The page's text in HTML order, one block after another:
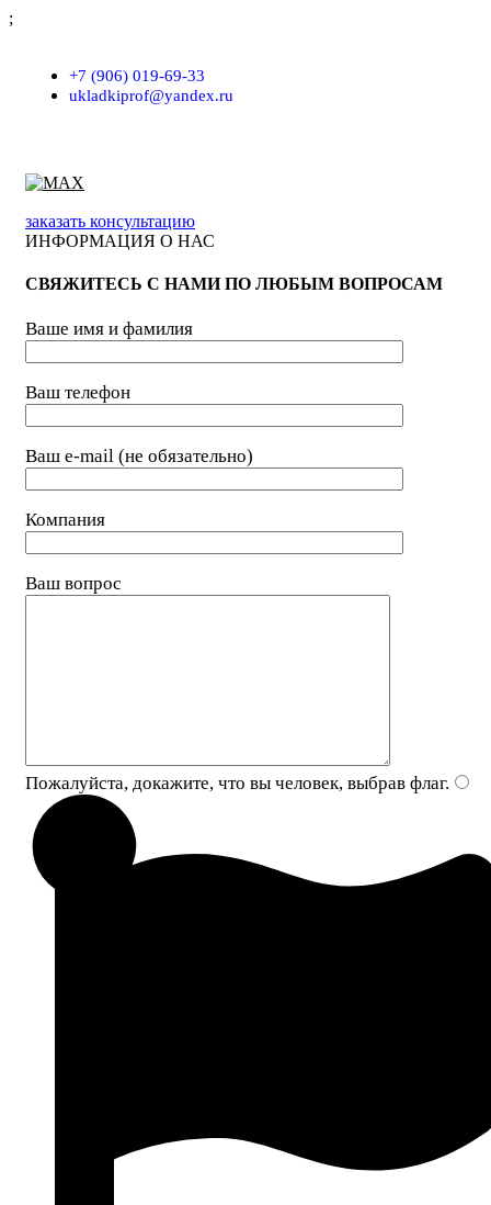
;
+7 (906) 019-69-33
ukladkiprof@yandex.ru
заказать консультацию
ИНФОРМАЦИЯ О НАС
СВЯЖИТЕСЬ С НАМИ ПО ЛЮБЫМ ВОПРОСАМ
Ваше имя и фамилия
Ваш телефон
Ваш e-mail (не обязательно)
Компания
Ваш вопрос
Пожалуйста, докажите, что вы человек, выбрав флаг.